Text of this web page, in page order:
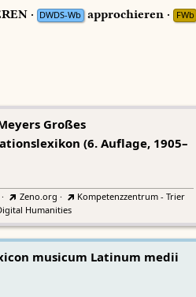
· DWDS-Wb approchieren · FWb
Großes
(6. Auflage, 1905–
· Zeno.org ·
Kompetenzzentrum - Trier
Humanities
musicum Latinum medii